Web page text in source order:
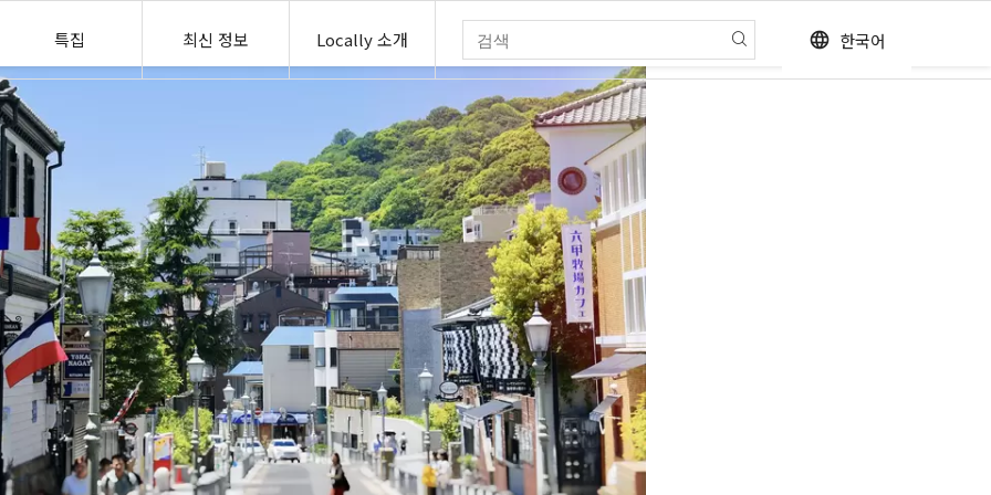
특집 최신 정보 Locally 소개 language 한국어